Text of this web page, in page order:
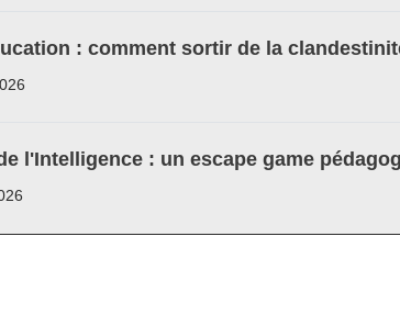
: comment sortir de la
l'Intelligence : un escape game